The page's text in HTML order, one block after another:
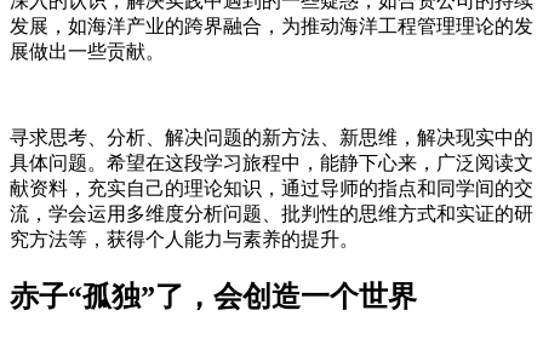
发展，如海洋产业的跨界融合，为推动海洋工程管理理论的发
展做出一些贡献。
寻求思考、分析、解决问题的新方法、新思维，解决现实中的
具体问题。希望在这段学习旅程中，能静下心来，广泛阅读文
献资料，充实自己的理论知识，通过导师的指点和同学间的交
流，学会运用多维度分析问题、批判性的思维方式和实证的研
究方法等，获得个人能力与素养的提升。
赤子“孤独”了，会创造一个世界